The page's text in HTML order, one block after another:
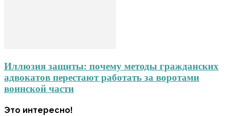
Иллюзия защиты: почему методы гражданских
адвокатов перестают работать за воротами
воинской части
Это интересно!